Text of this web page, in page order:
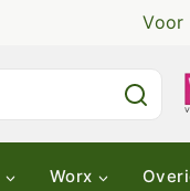
Voor
Worx